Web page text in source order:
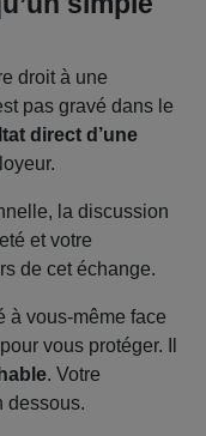
droit à une
pas gravé dans le
direct d’une
la discussion
et votre
de cet échange.
à vous-même face
vous protéger. Il
. Votre
dessous.